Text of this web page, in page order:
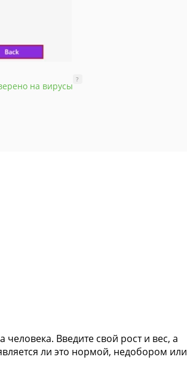
на вирусы
?
Введите свой рост и вес, а
ли это нормой, недобором или